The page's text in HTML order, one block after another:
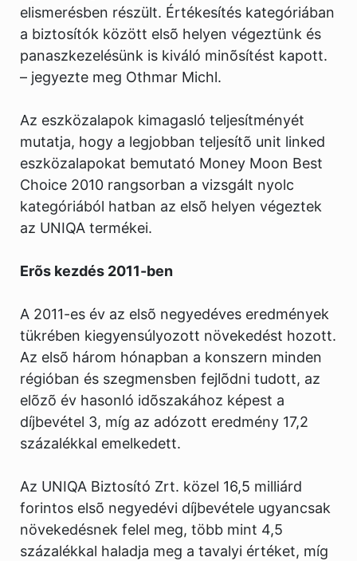
elismerésben részült. Értékesítés kategóriában
a biztosítók között elsõ helyen végeztünk és
panaszkezelésünk is kiváló minõsítést kapott.
– jegyezte meg Othmar Michl.
Az eszközalapok kimagasló teljesítményét
mutatja, hogy a legjobban teljesítõ unit linked
eszközalapokat bemutató Money Moon Best
Choice 2010 rangsorban a vizsgált nyolc
kategóriából hatban az elsõ helyen végeztek
az UNIQA termékei.
Erõs kezdés 2011-ben
A 2011-es év az elsõ negyedéves eredmények
tükrében kiegyensúlyozott növekedést hozott.
Az elsõ három hónapban a konszern minden
régióban és szegmensben fejlõdni tudott, az
elõzõ év hasonló idõszakához képest a
díjbevétel 3, míg az adózott eredmény 17,2
százalékkal emelkedett.
Az UNIQA Biztosító Zrt. közel 16,5 milliárd
forintos elsõ negyedévi díjbevétele ugyancsak
növekedésnek felel meg, több mint 4,5
százalékkal haladja meg a tavalyi értéket, míg